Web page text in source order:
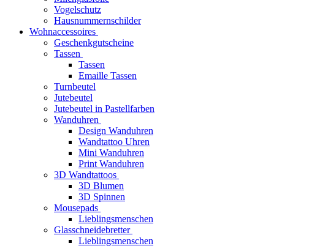
Vogelschutz
Hausnummernschilder
Wohnaccessoires
Geschenkgutscheine
Tassen
Tassen
Emaille Tassen
Turnbeutel
Jutebeutel
Jutebeutel in Pastellfarben
Wanduhren
Design Wanduhren
Wandtattoo Uhren
Mini Wanduhren
Print Wanduhren
3D Wandtattoos
3D Blumen
3D Spinnen
Mousepads
Lieblingsmenschen
Glasschneidebretter
Lieblingsmenschen